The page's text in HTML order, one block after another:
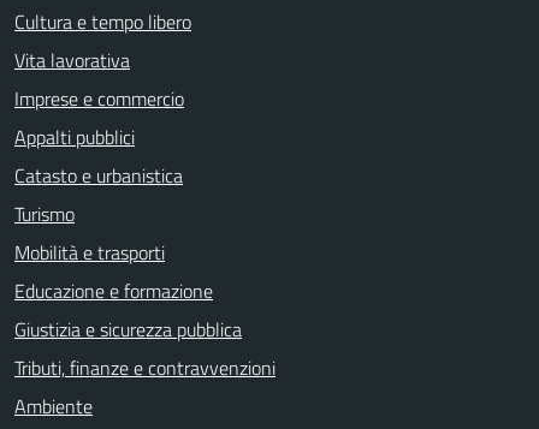
Cultura e tempo libero
Vita lavorativa
Imprese e commercio
Appalti pubblici
Catasto e urbanistica
Turismo
Mobilità e trasporti
Educazione e formazione
Giustizia e sicurezza pubblica
Tributi, finanze e contravvenzioni
Ambiente